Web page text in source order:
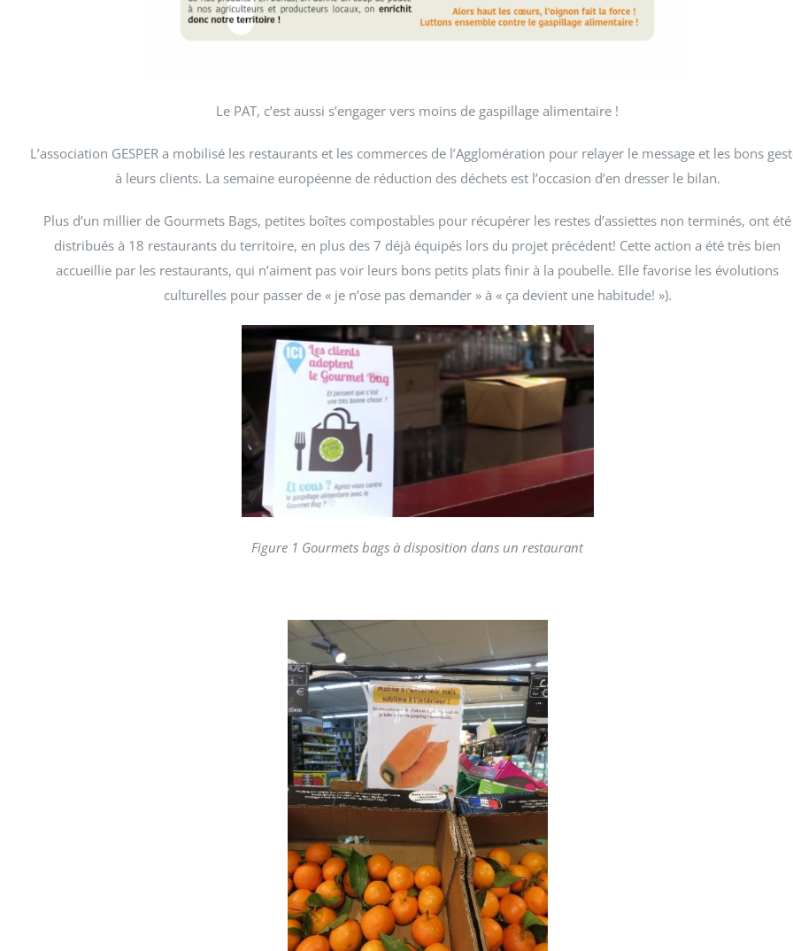
Le PAT, c’est aussi s’engager vers moins de gaspillage alimentaire !
L’association GESPER a mobilisé les restaurants et les commerces de l’Agglomération pour relayer le message et les bons
à leurs clients. La semaine européenne de réduction des déchets est l’occasion d’en dresser le bilan.
Plus d’un millier de Gourmets Bags, petites boîtes compostables pour récupérer les restes d’assiettes non terminés, ont été
distribués à 18 restaurants du territoire, en plus des 7 déjà équipés lors du projet précédent! Cette action a été très bien
accueillie par les restaurants, qui n’aiment pas voir leurs bons petits plats finir à la poubelle. Elle favorise les évolutions
culturelles pour passer de « je n’ose pas demander » à « ça devient une habitude! »).
Figure 1 Gourmets bags à disposition dans un restaurant